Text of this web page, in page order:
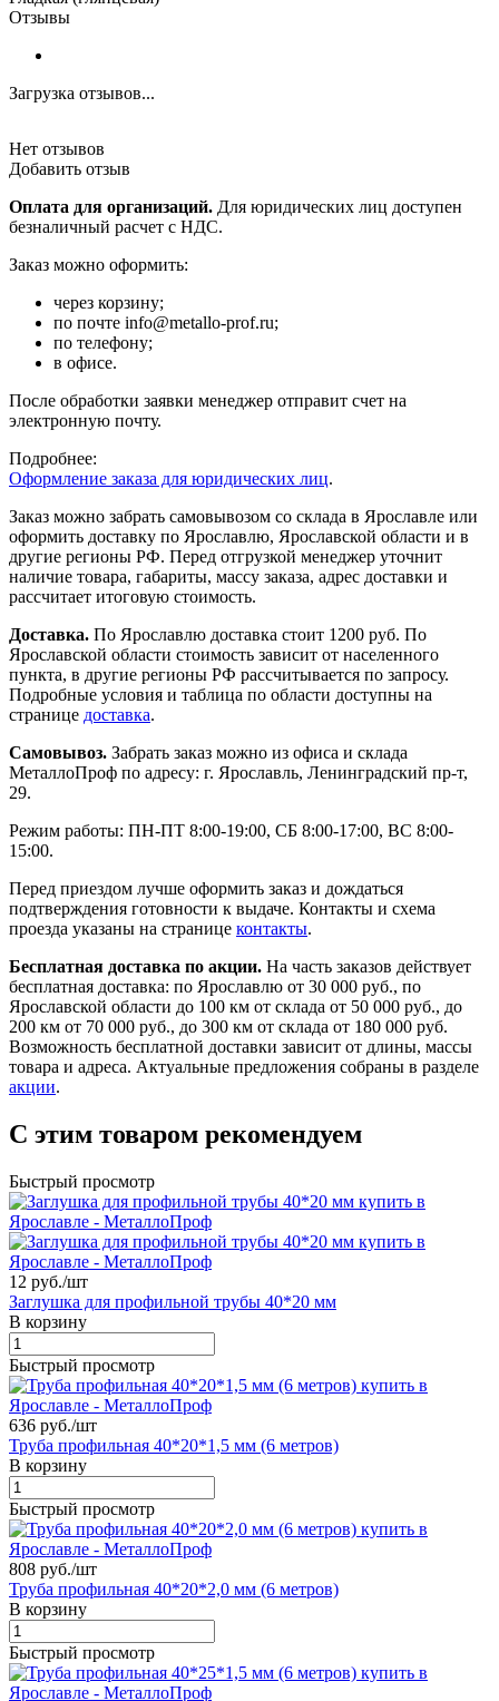
Отзывы
Загрузка отзывов...
Нет отзывов
Добавить отзыв
Оплата для организаций. Для юридических лиц доступен
безналичный расчет с НДС.
Заказ можно оформить:
через корзину;
по почте info@metallo-prof.ru;
по телефону;
в офисе.
После обработки заявки менеджер отправит счет на
электронную почту.
Подробнее:
Оформление заказа для юридических лиц.
Заказ можно забрать самовывозом со склада в Ярославле или
оформить доставку по Ярославлю, Ярославской области и в
другие регионы РФ. Перед отгрузкой менеджер уточнит
наличие товара, габариты, массу заказа, адрес доставки и
рассчитает итоговую стоимость.
Доставка. По Ярославлю доставка стоит 1200 руб. По
Ярославской области стоимость зависит от населенного
пункта, в другие регионы РФ рассчитывается по запросу.
Подробные условия и таблица по области доступны на
странице доставка.
Самовывоз. Забрать заказ можно из офиса и склада
МеталлоПроф по адресу: г. Ярославль, Ленинградский пр-т,
29.
Режим работы: ПН-ПТ 8:00-19:00, СБ 8:00-17:00, ВС 8:00-
15:00.
Перед приездом лучше оформить заказ и дождаться
подтверждения готовности к выдаче. Контакты и схема
проезда указаны на странице контакты.
Бесплатная доставка по акции. На часть заказов действует
бесплатная доставка: по Ярославлю от 30 000 руб., по
Ярославской области до 100 км от склада от 50 000 руб., до
200 км от 70 000 руб., до 300 км от склада от 180 000 руб.
Возможность бесплатной доставки зависит от длины, массы
товара и адреса. Актуальные предложения собраны в разделе
акции.
С этим товаром рекомендуем
Быстрый просмотр
12 руб./шт
Заглушка для профильной трубы 40*20 мм
В корзину
Быстрый просмотр
636 руб./шт
Труба профильная 40*20*1,5 мм (6 метров)
В корзину
Быстрый просмотр
808 руб./шт
Труба профильная 40*20*2,0 мм (6 метров)
В корзину
Быстрый просмотр